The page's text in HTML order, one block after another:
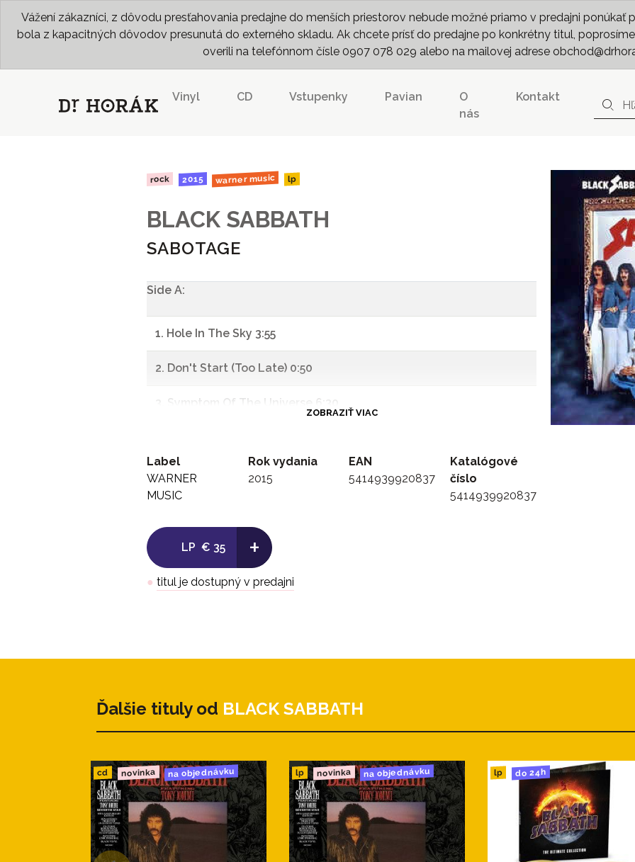
Vážení zákazníci, z dôvodu presťahovania predajne do menších priestorov nebude možné priamo v predajni
bola z kapacitných dôvodov presunutá do externého skladu. Ak chcete prísť do predajne po konkrétny titul,
overili na telefónnom čísle 0907 078 029 alebo na mailovej adrese
Vinyl CD Vstupenky Pavian
O
nás
Kontakt
rock 2015 warner music lp
BLACK SABBATH
SABOTAGE
Side A:
1. Hole In The Sky 3:55
2. Don't Start (Too Late) 0:50
3. Symptom Of The Universe 6:30
-
1. The Thrill Of It All 5:55
2. Supertzar 3:40
ZOBRAZIŤ VIAC
Label
WARNER
MUSIC
Rok vydania
2015
EAN
5414939920837
Katalógové
číslo
5414939920837
LP € 35 +
● titul je dostupný v predajni
Ďalšie tituly od BLACK SABBATH
cd novinka na objednávku lp novinka na objednávku lp do 24h